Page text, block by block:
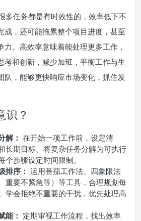
多任务都是有时效性的，效率低下不
成，还可能拖累整个项目进度，甚至
力。高效率意味着能处理更多工作，
考和创新，减少加班，平衡工作与生
队，能够更快响应市场变化，抓住发
识？
解： 在开始一项工作前，设定清
长期目标。将复杂任务分解为可执行
个步骤设定时间限制。
排序： 运用番茄工作法、四象限法
重要不紧急等）等工具，合理规划每
学会拒绝不重要的干扰，优先处理高
能： 定期审视工作流程，找出效率